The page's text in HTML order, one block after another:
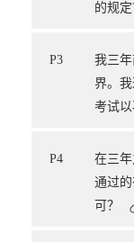
的规定
P3
我三
界。
考试
P4
在三
通过
可？